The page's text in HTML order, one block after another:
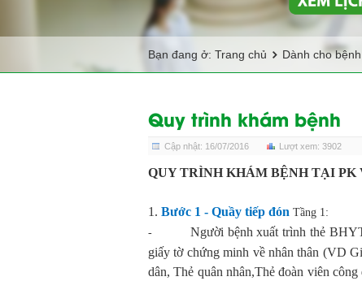
Bạn đang ở: Trang chủ Dành cho
Quy trình khám bệnh
Cập nhật: 16/07/2016 Lượt xem: 3902
QUY TRÌNH KHÁM BỆNH TẠI PK
1. Bước 1 - Quầy tiếp đón Tầng 1:
- Người bệnhxuất trình thẻ
giấy tờ chứng minh về nhân thân (VD
dân, Thẻ quân nhân,Thẻ đoàn viên